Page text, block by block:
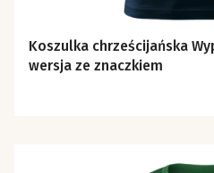
Koszulka chrześcijańska
wersja ze znaczkiem